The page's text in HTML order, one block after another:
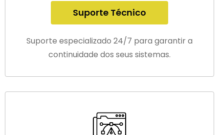
Suporte Técnico
Suporte especializado 24/7 para garantir a
continuidade dos seus sistemas.